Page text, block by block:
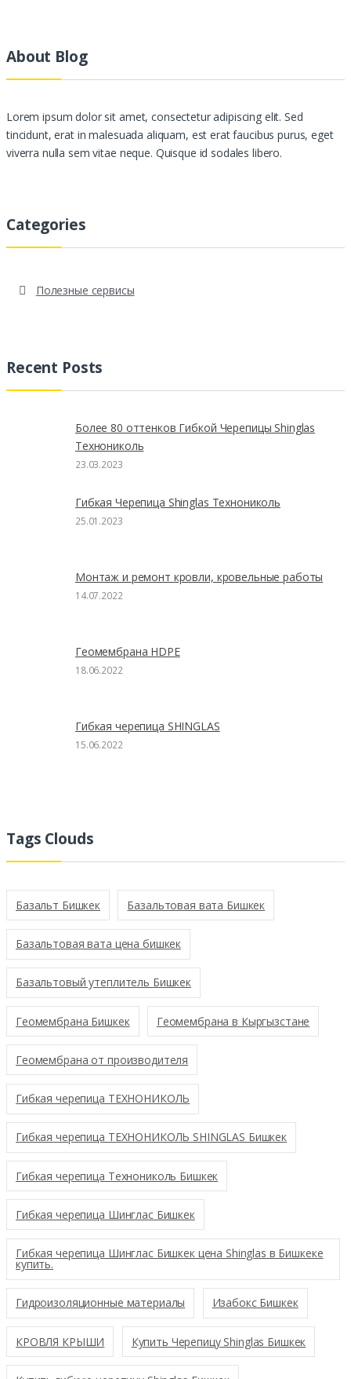
About Blog
Lorem ipsum dolor sit amet, consectetur adipiscing elit. Sed
tincidunt, erat in malesuada aliquam, est erat faucibus purus, eget
viverra nulla sem vitae neque. Quisque id sodales libero.
Categories
Полезные сервисы
Recent Posts
Более 80 оттенков Гибкой Черепицы Shinglas
Технониколь
23.03.2023
Гибкая Черепица Shinglas Технониколь
25.01.2023
Монтаж и ремонт кровли, кровельные работы
14.07.2022
Геомембрана HDPE
18.06.2022
Гибкая черепица SHINGLAS
15.06.2022
Tags Clouds
Базальт Бишкек Базальтовая вата Бишкек
Базальтовая вата цена бишкек
Базальтовый утеплитель Бишкек
Геомембрана Бишкек Геомембрана в Кыргызстане
Геомембрана от производителя
Гибкая черепица ТЕХНОНИКОЛЬ
Гибкая черепица ТЕХНОНИКОЛЬ SHINGLAS Бишкек
Гибкая черепица Технониколь Бишкек
Гибкая черепица Шинглас Бишкек
Гибкая черепица Шинглас Бишкек цена Shinglas в Бишкеке
купить.
Гидроизоляционные материалы Изабокс Бишкек
КРОВЛЯ КРЫШИ Купить Черепицу Shinglas Бишкек